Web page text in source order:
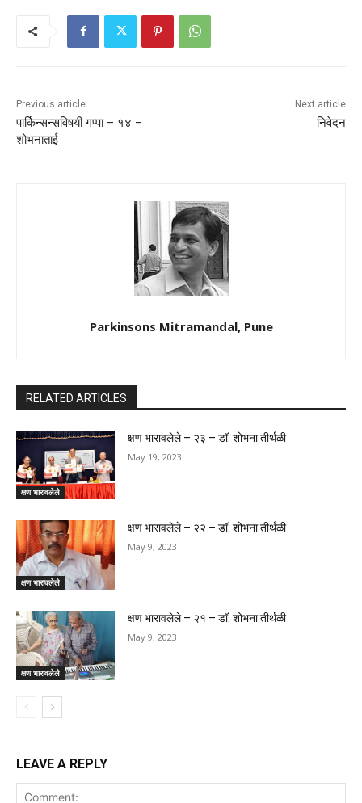
Previous article
पार्किन्सन्सविषयी गप्पा – १४ –
शोभनाताई
Next article
निवेदन
Parkinsons Mitramandal, Pune
RELATED ARTICLES
क्षण भारावलेले
क्षण भारावलेले – २३ – डॉ. शोभना तीर्थळी
May 19, 2023
क्षण भारावलेले
क्षण भारावलेले – २२ – डॉ. शोभना तीर्थळी
May 9, 2023
क्षण भारावलेले
क्षण भारावलेले – २१ – डॉ. शोभना तीर्थळी
May 9, 2023
LEAVE A REPLY